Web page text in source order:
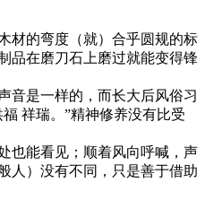
材的弯度（就）合乎圆规的标
品在磨刀石上磨过就能变得锋
是一样的，而长大后风俗习
祥瑞。”精神修养没有比受
也能看见；顺着风向呼喊，声
人）没有不同，只是善于借助